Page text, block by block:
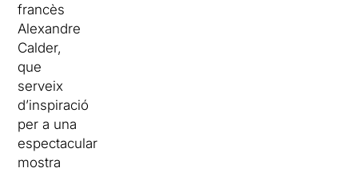
francès
Alexandre
Calder,
que
serveix
d’inspiració
per a una
espectacular
mostra